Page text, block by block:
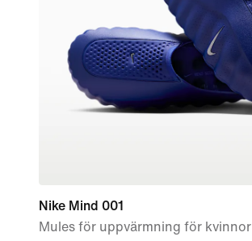
Nike Mind 001
Mules för uppvärmning för kvinnor